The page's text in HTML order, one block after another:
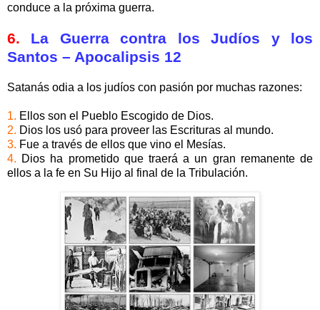
conduce a la próxima guerra.
6. La Guerra contra los Judíos y los
Santos – Apocalipsis 12
Satanás odia a los judíos con pasión por muchas razones:
1. Ellos son el Pueblo Escogido de Dios.
2. Dios los usó para proveer las Escrituras al mundo.
3. Fue a través de ellos que vino el Mesías.
4. Dios ha prometido que traerá a un gran remanente de
ellos a la fe en Su Hijo al final de la Tribulación.